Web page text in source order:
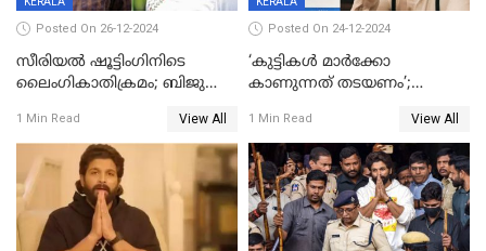
Posted On 26-12-2024
സീരിയല്‍ ഷൂട്ടിംഗിനിടെ
ലൈംഗികാതിക്രമം; ബിജു
ശ്രീകുമാറിനുമെതിരെ കേസ്
1 Min Read View All
Posted On 24-12-2024
‘കുട്ടികൾ മാർക്കോ
കാണുന്നത് തടയണം’;
മാതാപിതാക്കൾക്കൊപ്പം
കുട്ടികളുമെത്തുന്നു;
മുഖ്യമന്ത്രിക്ക് പരാതി നൽകി
കെപിസിസി അംഗം
1 Min Read View All